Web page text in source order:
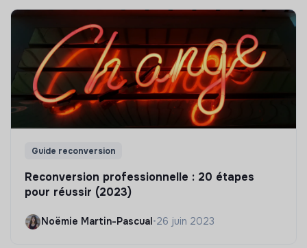
Guide reconversion
Reconversion professionnelle : 20 étapes
pour réussir (2023)
Noëmie Martin-Pascual •26 juin 2023